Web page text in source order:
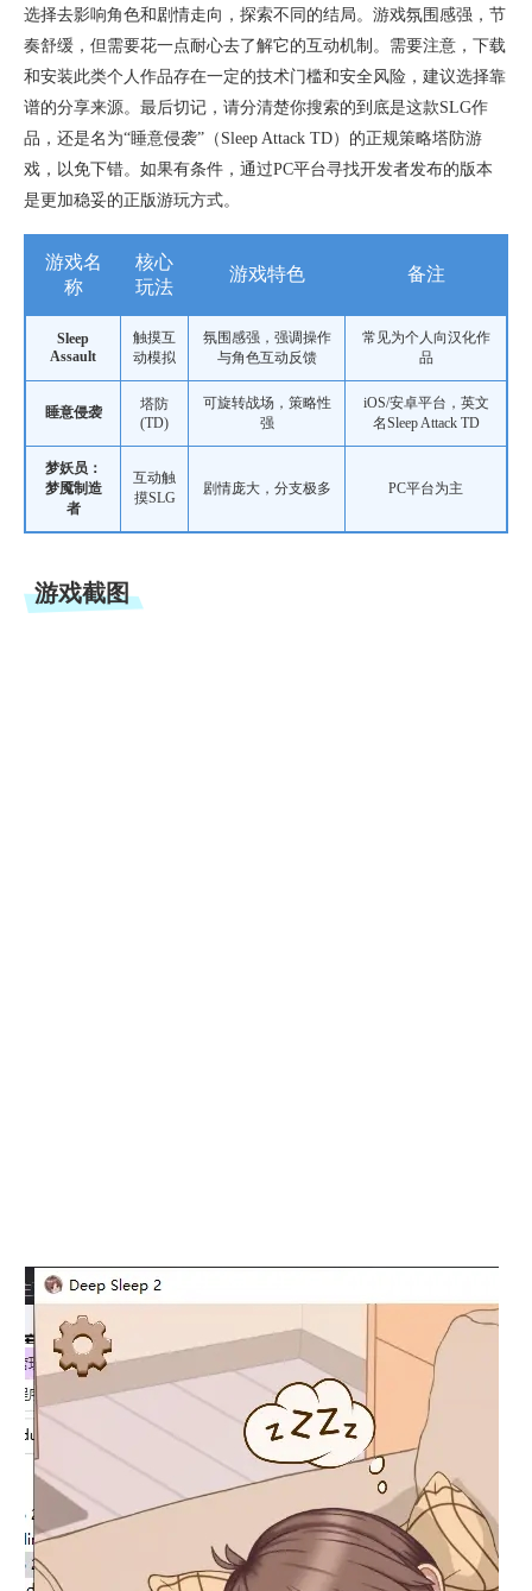
选择去影响角色和剧情走向，探索不同的结局。游戏氛围感强，节
奏舒缓，但需要花一点耐心去了解它的互动机制。需要注意，下载
和安装此类个人作品存在一定的技术门槛和安全风险，建议选择靠
谱的分享来源。最后切记，请分清楚你搜索的到底是这款SLG作
品，还是名为“睡意侵袭”（Sleep Attack TD）的正规策略塔防游
戏，以免下错。如果有条件，通过PC平台寻找开发者发布的版本
是更加稳妥的正版游玩方式。
游戏名
称
核心
玩法
游戏特色 备注
Sleep
Assault
触摸互
动模拟
氛围感强，强调操作
与角色互动反馈
常见为个人向汉化作
品
睡意侵袭
塔防
(TD)
可旋转战场，策略性
强
iOS/安卓平台，英文
名Sleep Attack TD
梦妖员：
梦魇制造
者
互动触
摸SLG
剧情庞大，分支极多 PC平台为主
游戏截图